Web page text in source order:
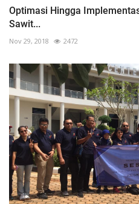
Optimasi Hingga
Sawit...
Nov 29, 2018 2472